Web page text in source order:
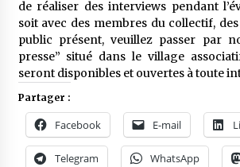
de réaliser des interviews pendant
soit avec des membres du collectif,
public présent, veuillez passer par
presse” situé dans le village
seront disponibles et ouvertes à toute
Partager :
Facebook E-mail
Telegram WhatsApp